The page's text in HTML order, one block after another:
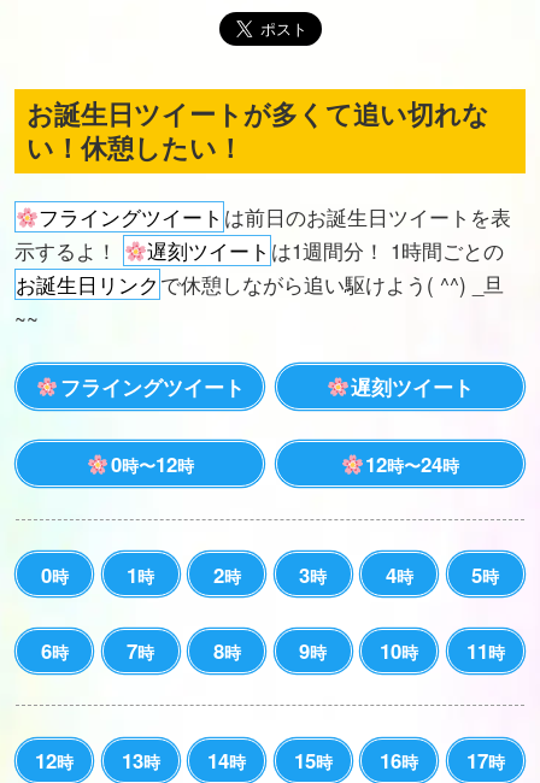
お誕生日ツイートが多くて追い切れな
い！休憩したい！
フライングツイート は前日のお誕生日ツイートを表
示するよ！
遅刻ツイート は1週間分！ 1時間ごとの
お誕生日リンク で休憩しながら追い駆けよう( ^^) _旦
~~
フライングツイート 遅刻ツイート
0時〜12時 12時〜24時
0時 1時 2時 3時 4時 5時
6時 7時 8時 9時 10時 11時
12時 13時 14時 15時 16時 17時